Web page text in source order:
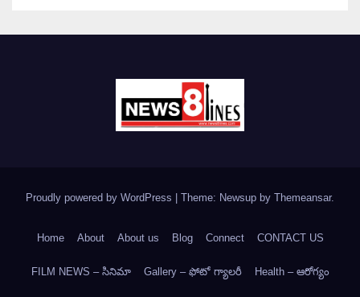
Proudly powered by WordPress Theme: Newsup by Themeansar.
Home About About us Blog Connect CONTACT US
FILM NEWS – సినిమా Gallery – ఫోటో గ్యాలరీ Health – ఆరోగ్యం